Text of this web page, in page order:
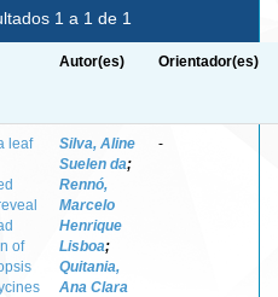
1 a 1 de 1
Autor(es) Orientador(es)
leaf
of
Silva, Aline
Suelen da;
Rennó,
Marcelo
Henrique
Lisboa;
Quitania,
Ana Clara
-